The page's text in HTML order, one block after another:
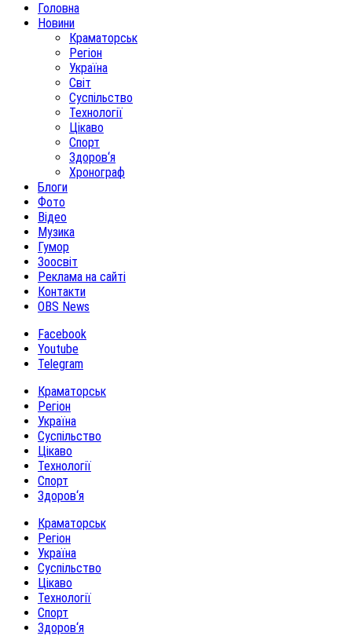
Головна
Новини
Краматорськ
Регіон
Україна
Світ
Суспільство
Технології
Цікаво
Спорт
Здоров‘я
Хронограф
Блоги
Фото
Відео
Музика
Гумор
Зоосвіт
Реклама на сайті
Контакти
OBS News
Facebook
Youtube
Telegram
Краматорськ
Регіон
Україна
Суспільство
Цікаво
Технології
Спорт
Здоров‘я
Краматорськ
Регіон
Україна
Суспільство
Цікаво
Технології
Спорт
Здоров‘я